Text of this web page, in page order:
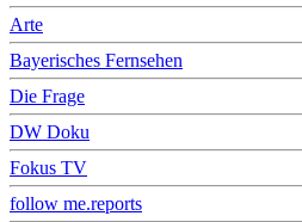
Arte
Bayerisches Fernsehen
Die Frage
DW Doku
Fokus TV
follow me.reports